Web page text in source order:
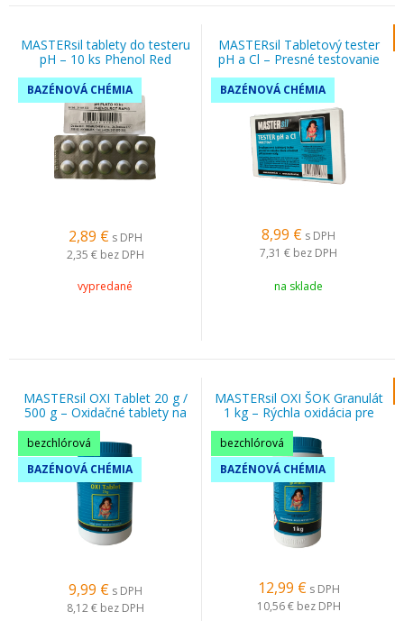
MASTERsil tablety do testeru
pH – 10 ks Phenol Red
BAZÉNOVÁ CHÉMIA
2,89 € s DPH
2,35 € bez DPH
vypredané
MASTERsil Tabletový tester
pH a Cl – Presné testovanie
vody
BAZÉNOVÁ CHÉMIA
8,99 € s DPH
7,31 € bez DPH
na sklade
MASTERsil OXI Tablet 20 g /
500 g – Oxidačné tablety na
úpravu bazénovej vody
bezchlórová
BAZÉNOVÁ CHÉMIA
9,99 € s DPH
8,12 € bez DPH
MASTERsil OXI ŠOK Granulát
1 kg – Rýchla oxidácia pre
čistú bazénovú vodu
bezchlórová
BAZÉNOVÁ CHÉMIA
12,99 € s DPH
10,56 € bez DPH